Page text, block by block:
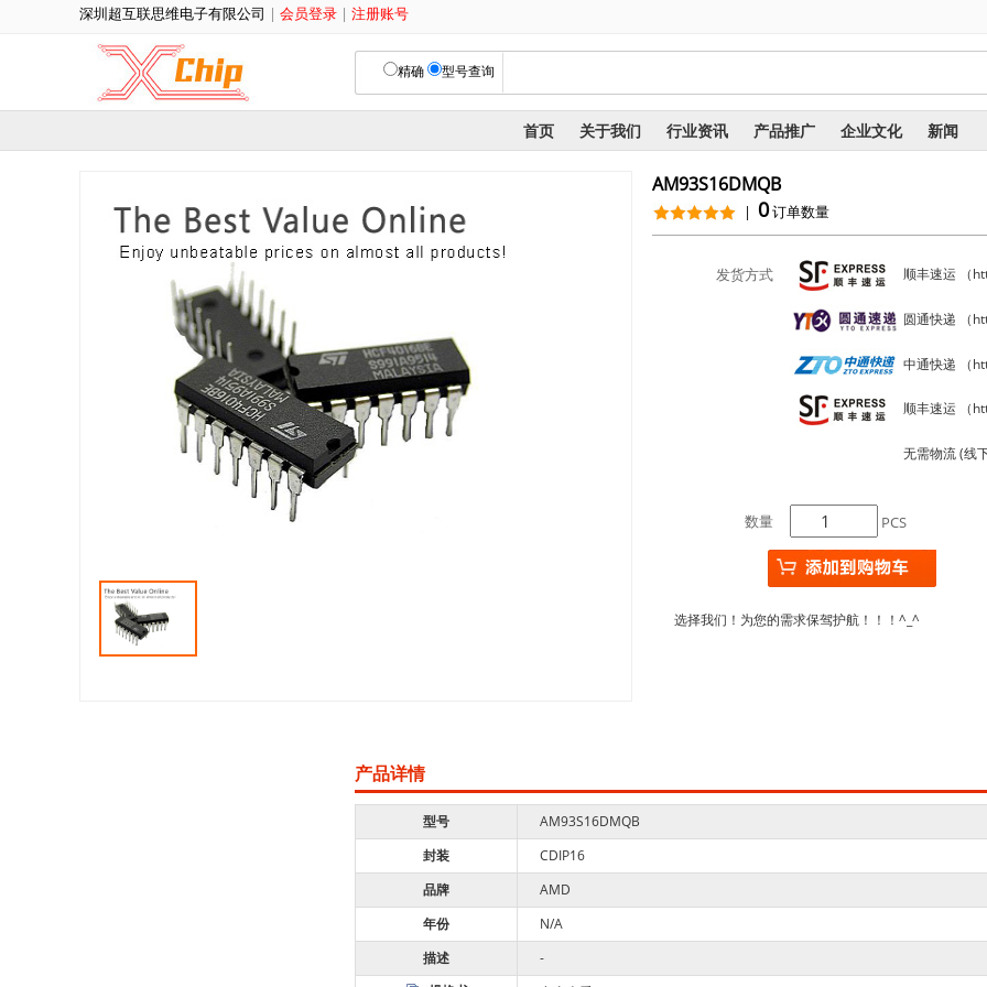
深圳超互联思维电子有限公司 | 会员登录 | 注册账号
精确 型号查询
首页 关于我们 行业资讯 产品推广 企业文化 新闻
AM93S16DMQB
| 0订单数量
发货方式 顺丰速运 （
圆通快递 （
中通快递 （
顺丰速运 （
无需物流 (线
数量 PCS
选择我们！为您的需求保驾护航！！！^_^
产品详情
型号
AM93S16DMQB
封装
CDIP16
品牌
AMD
年份
N/A
描述
-